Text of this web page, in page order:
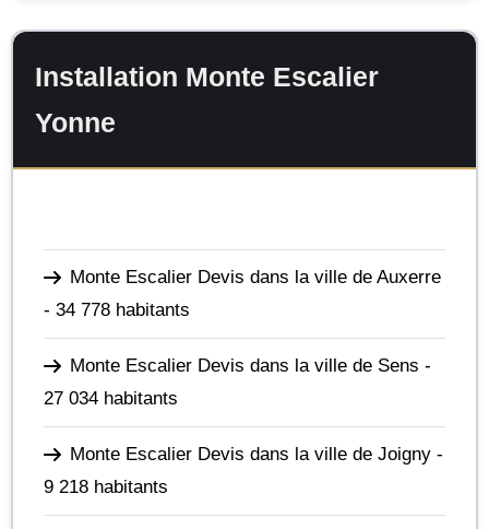
Installation Monte Escalier
Yonne
Monte Escalier Devis dans la ville de Auxerre
- 34 778 habitants
Monte Escalier Devis dans la ville de Sens -
27 034 habitants
Monte Escalier Devis dans la ville de Joigny -
9 218 habitants